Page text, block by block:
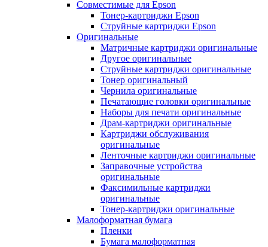
Совместимые для Epson
Тонер-картриджи Epson
Струйные картриджи Epson
Оригинальные
Матричные картриджи оригинальные
Другое оригинальные
Струйные картриджи оригинальные
Тонер оригинальный
Чернила оригинальные
Печатающие головки оригинальные
Наборы для печати оригинальные
Драм-картриджи оригинальные
Картриджи обслуживания
оригинальные
Ленточные картриджи оригинальные
Заправочные устройства
оригинальные
Факсимильные картриджи
оригинальные
Тонер-картриджи оригинальные
Малоформатная бумага
Пленки
Бумага малоформатная